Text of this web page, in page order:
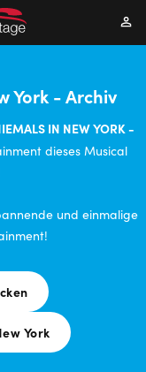
York - Archiv
IN NEW YORK -
dieses Musical
und einmalige
York